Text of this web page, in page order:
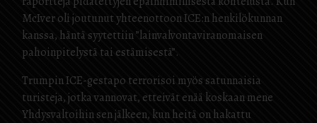
McIver oli joutunut yhteenottoon ICE:n henkilökunnan
kanssa, häntä syytettiin ”lainvalvontaviranomaisen
pahoinpitelystä tai estämisestä”.
Trumpin ICE-gestapo terrorisoi myös satunnaisia
turisteja, jotka vannovat, etteivät enää koskaan mene
Yhdysvaltoihin sen jälkeen, kun heitä on hakattu